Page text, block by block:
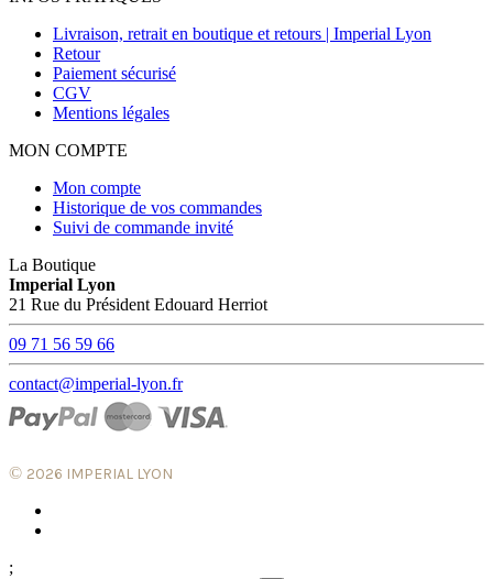
Livraison, retrait en boutique et retours | Imperial Lyon
Retour
Paiement sécurisé
CGV
Mentions légales
MON COMPTE
Mon compte
Historique de vos commandes
Suivi de commande invité
La Boutique
Imperial Lyon
21 Rue du Président Edouard Herriot
09 71 56 59 66
contact@imperial-lyon.fr
© 2026 IMPERIAL LYON
;